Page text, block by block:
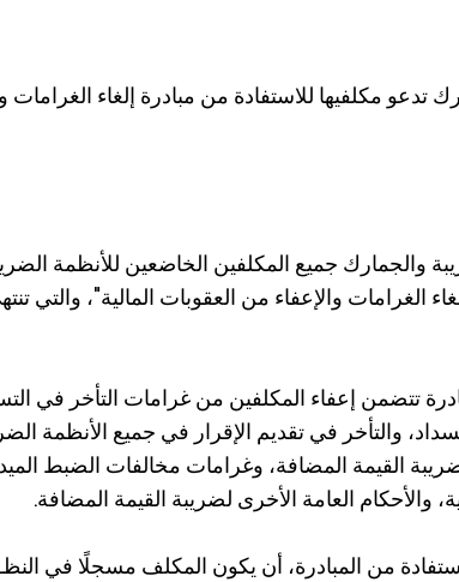
تدعو مكلفيها للاستفادة من مبادرة إلغاء الغرامات
والجمارك جميع المكلفين الخاضعين للأنظمة
تتضمن إعفاء المكلفين من غرامات التأخر في
والتأخر في تقديم الإقرار في جميع الأنظمة
القيمة المضافة، وغرامات مخالفات الضبط
والأحكام العامة الأخرى لضريبة القيمة المضافة.
من المبادرة، أن يكون المكلف مسجلًا في